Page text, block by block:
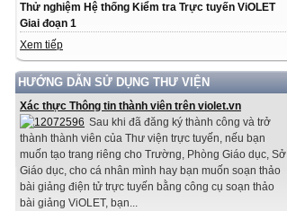
Thử nghiệm Hệ thống Kiểm tra Trực tuyến ViOLET
Giai đoạn 1
Xem tiếp
HƯỚNG DẪN SỬ DỤNG THƯ VIỆN
Xác thực Thông tin thành viên trên violet.vn
Sau khi đã đăng ký thành công và trở
thành thành viên của Thư viện trực tuyến, nếu bạn
muốn tạo trang riêng cho Trường, Phòng Giáo dục, Sở
Giáo dục, cho cá nhân mình hay bạn muốn soạn thảo
bài giảng điện tử trực tuyến bằng công cụ soạn thảo
bài giảng ViOLET, bạn...